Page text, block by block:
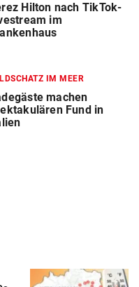
Hilton nach TikTok-
im
IM MEER
machen
Fund in